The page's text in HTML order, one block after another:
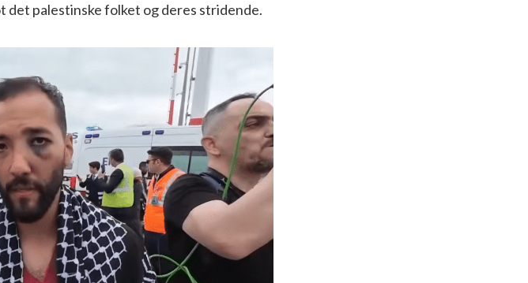
det palestinske folket og deres stridende.